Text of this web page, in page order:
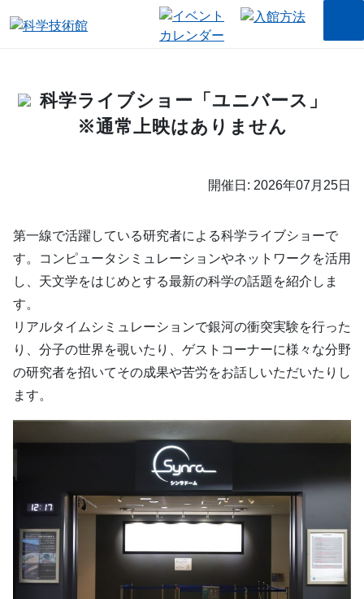
科学ライブショー「ユニバース」
※通常上映はありません
開催日: 2026年07月25日
第一線で活躍している研究者による科学ライブショーで
す。コンピュータシミュレーションやネットワークを活用
し、天文学をはじめとする最新の科学の話題を紹介しま
す。
リアルタイムシミュレーションで銀河の衝突実験を行った
り、分子の世界を覗いたり、ゲストコーナーに様々な分野
の研究者を招いてその成果や苦労をお話しいただいたりし
ます。